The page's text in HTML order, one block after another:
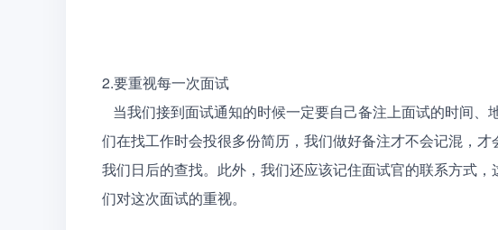
2.要重视每一次面试
们在找工作时会投很多份简历，我们做好备注才不会记混，
我们日后的查找。此外，我们还应该记住面试官的联系方式
们对这次面试的重视。